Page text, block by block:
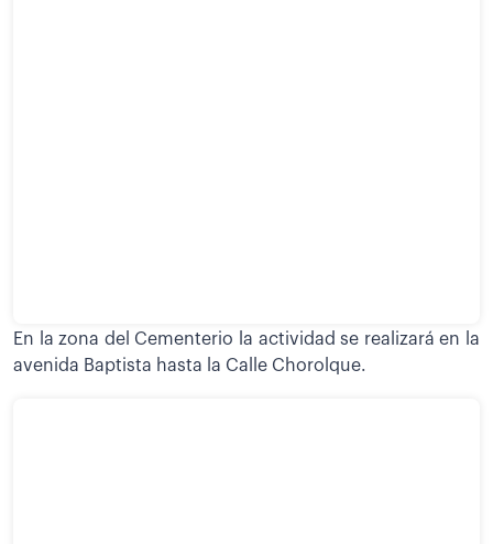
En la zona del Cementerio la actividad se realizará en la
avenida Baptista hasta la Calle Chorolque.